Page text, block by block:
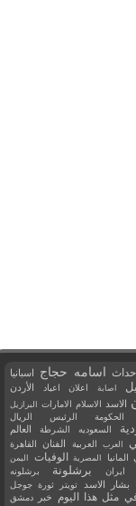
اسامه حجاج اسبانيا
اصابة اعلان اعياد الأردن
الاسد الاسلام الامارات البرازيل
الحكومة الرئيس الريال
السعوديه الشرطة العالم
العرب العربية الفنان القاهرة
المانيا المصرية الوفيات اليمن
ايران برشلونة برشلونه
الاسد تويتر ثورة جوجل
هذا اليوم خبر دمشق